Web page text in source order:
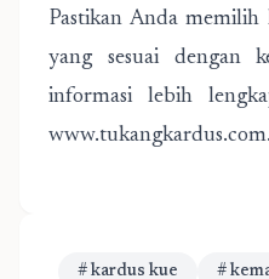
Pastikan Anda
yang sesuai dengan
informasi lebih
www.tukangkardus.com.
# kardus kue #